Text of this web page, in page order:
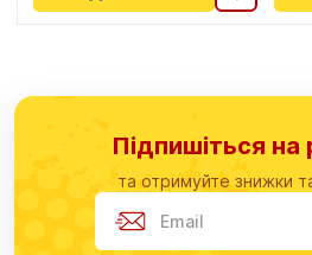
Підпишіться на
та отримуйте знижки